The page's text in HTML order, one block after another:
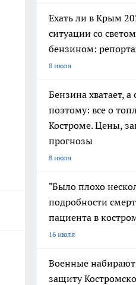
Ехать ли в Крым
ситуации со
бензином:
8 июля
Бензина хватает, а
поэтому: все о
Костроме. Цены,
прогнозы
8 июля
"Было плохо
подробности
пациента в
16 июля
Военные
защиту